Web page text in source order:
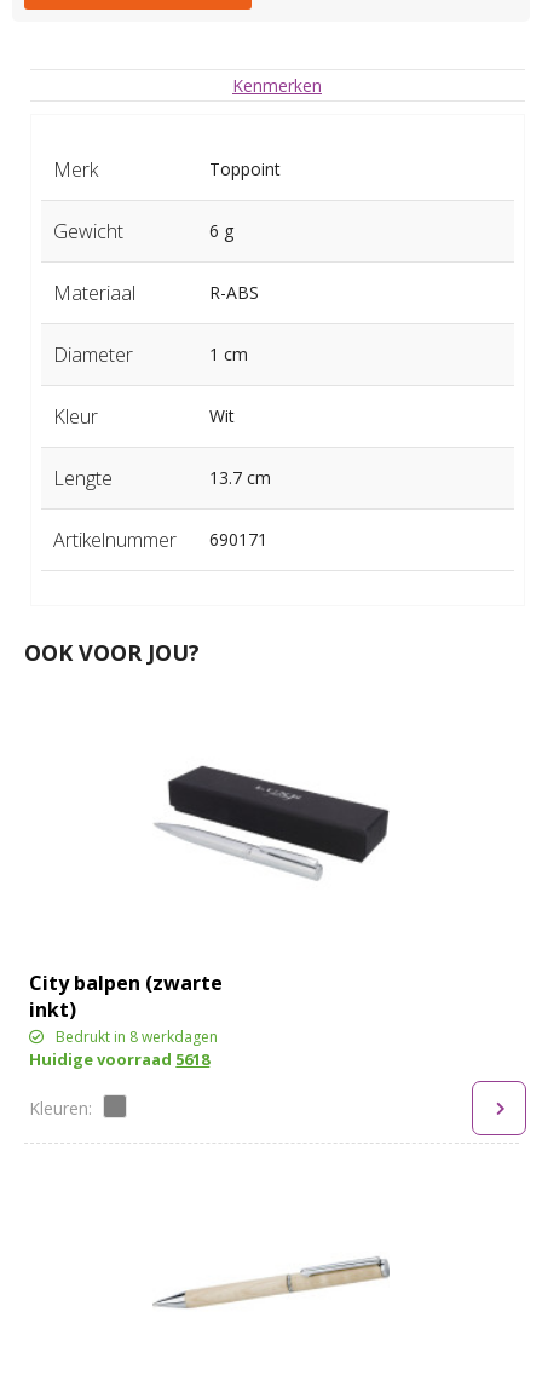
Kenmerken
Merk Toppoint
Gewicht 6 g
Materiaal R-ABS
Diameter 1 cm
Kleur Wit
Lengte 13.7 cm
Artikelnummer 690171
OOK VOOR JOU?
City balpen (zwarte
inkt)
Bedrukt in 8 werkdagen
Huidige voorraad 5618